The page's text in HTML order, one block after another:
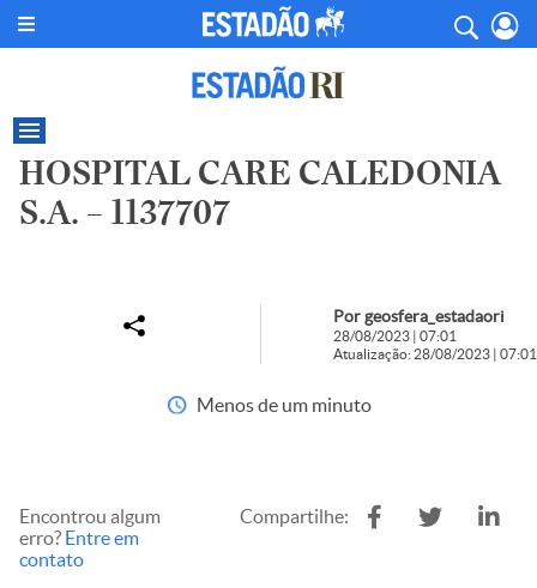
HOSPITAL CARE CALEDONIA
S.A. – 1137707
Por geosfera_estadaori
28/08/2023 | 07:01
Atualização: 28/08/2023 | 07:01
Menos de um minuto
Encontrou algum
erro? Entre em
contato
Compartilhe: